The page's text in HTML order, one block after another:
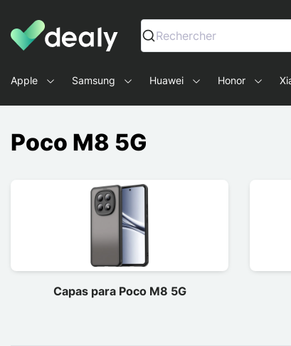
Dealy - Capas e acessórios para smartphones e
Rechercher
Apple Samsung Huawei Honor
Poco M8 5G
Capas para Poco M8 5G